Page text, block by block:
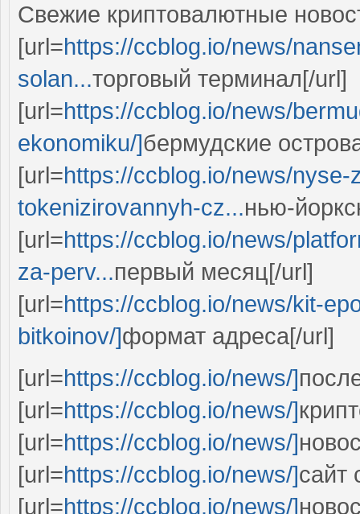
Свежие криптовалютные
[url=https://ccblog.io/news/
solan...торговый терминал[/url]
[url=https://ccblog.io/news/
ekonomiku/]бермудские
[url=https://ccblog.io/news/
tokenizirovannyh-cz...нью-
[url=https://ccblog.io/news/
za-perv...первый месяц[/url]
[url=https://ccblog.io/news/kit-
bitkoinov/]формат адреса[/url]
[url=https://ccblog.io/news/]
[url=https://ccblog.io/news/]
[url=https://ccblog.io/news/]
[url=https://ccblog.io/news/]сайт
[url=https://ccblog.io/news/]